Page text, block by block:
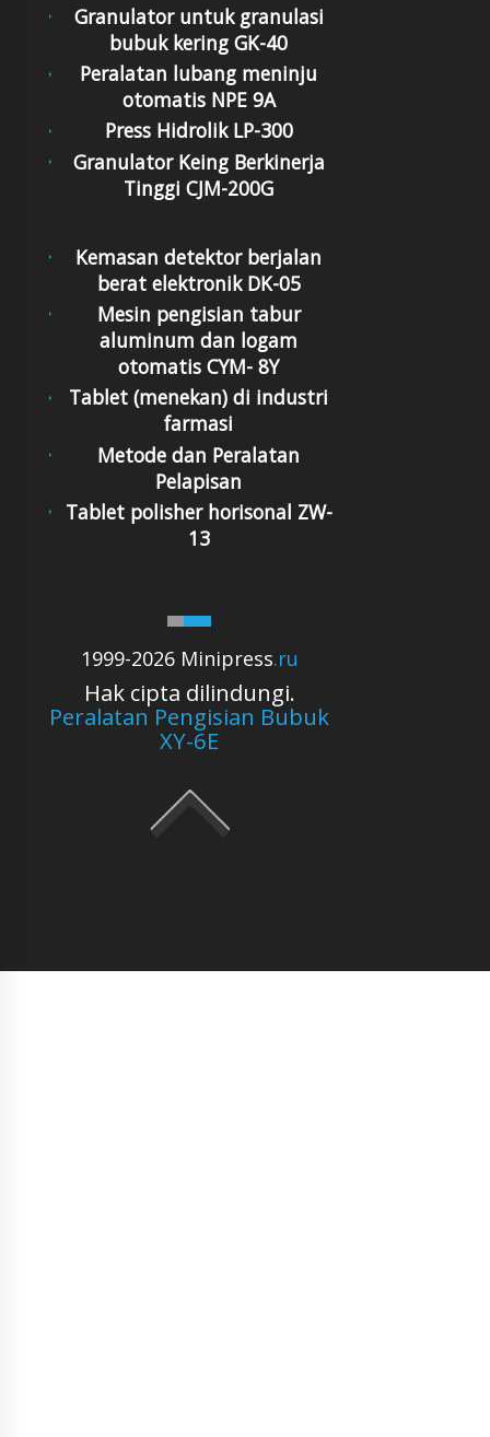
Granulator untuk granulasi
bubuk kering GK-40
Peralatan lubang meninju
otomatis NPE 9A
Press Hidrolik LP-300
Granulator Keing Berkinerja
Tinggi CJM-200G
1999-2026 Minipress.ru
Hak cipta dilindungi.
Peralatan Pengisian Bubuk
XY-6E
Kemasan detektor berjalan
berat elektronik DK-05
Mesin pengisian tabur
aluminum dan logam
otomatis CYM- 8Y
Tablet (menekan) di industri
farmasi
Metode dan Peralatan
Pelapisan
Tablet polisher horisonal ZW-
13